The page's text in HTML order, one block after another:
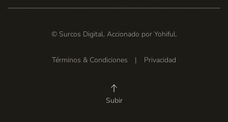
© Surcos Digital. Accionado por Yohiful.
Términos & Condiciones | Privacidad
Subir